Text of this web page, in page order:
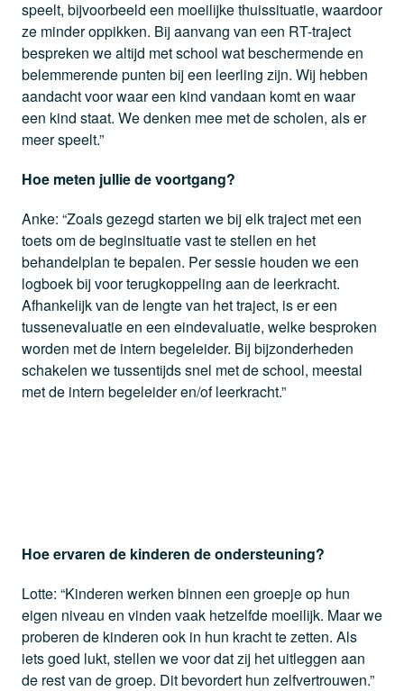
speelt, bijvoorbeeld een moeilijke thuissituatie, waardoor
ze minder oppikken. Bij aanvang van een RT-traject
bespreken we altijd met school wat beschermende en
belemmerende punten bij een leerling zijn. Wij hebben
aandacht voor waar een kind vandaan komt en waar
een kind staat. We denken mee met de scholen, als er
meer speelt.”
Hoe meten jullie de voortgang?
Anke: “Zoals gezegd starten we bij elk traject met een
toets om de beginsituatie vast te stellen en het
behandelplan te bepalen. Per sessie houden we een
logboek bij voor terugkoppeling aan de leerkracht.
Afhankelijk van de lengte van het traject, is er een
tussenevaluatie en een eindevaluatie, welke besproken
worden met de intern begeleider. Bij bijzonderheden
schakelen we tussentijds snel met de school, meestal
met de intern begeleider en/of leerkracht.”
Hoe ervaren de kinderen de ondersteuning?
Lotte: “Kinderen werken binnen een groepje op hun
eigen niveau en vinden vaak hetzelfde moeilijk. Maar we
proberen de kinderen ook in hun kracht te zetten. Als
iets goed lukt, stellen we voor dat zij het uitleggen aan
de rest van de groep. Dit bevordert hun zelfvertrouwen.”